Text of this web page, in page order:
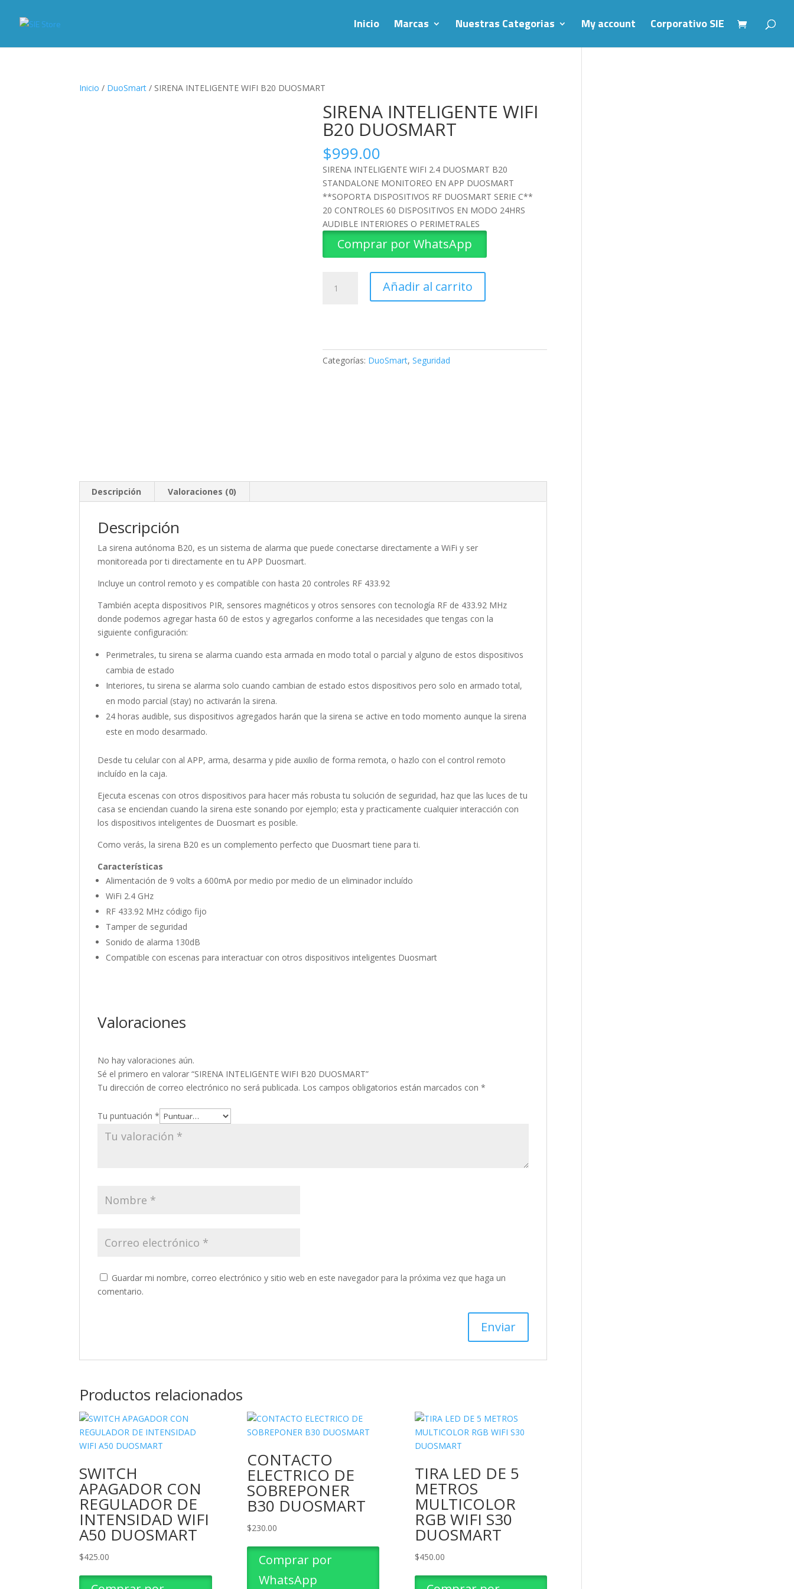
Inicio Marcas Nuestras Categorias My account Corporativo SIE
Inicio / DuoSmart / SIRENA INTELIGENTE WIFI B20 DUOSMART
SIRENA INTELIGENTE WIFI
B20 DUOSMART
$999.00
SIRENA INTELIGENTE WIFI 2.4 DUOSMART B20
STANDALONE MONITOREO EN APP DUOSMART
**SOPORTA DISPOSITIVOS RF DUOSMART SERIE C**
20 CONTROLES 60 DISPOSITIVOS EN MODO 24HRS
AUDIBLE INTERIORES O PERIMETRALES
Comprar por WhatsApp
INTELIGENTE
Añadir al carrito
Categorías: DuoSmart,Seguridad
Descripción Valoraciones (0)
Descripción
La sirena autónoma B20, es un sistema de alarma que puede conectarse directamente a WiFi y ser
monitoreada por ti directamente en tu APP Duosmart.
Incluye un control remoto y es compatible con hasta 20 controles RF 433.92
También acepta dispositivos PIR, sensores magnéticos y otros sensores con tecnología RF de 433.92 MHz
donde podemos agregar hasta 60 de estos y agregarlos conforme a las necesidades que tengas con la
siguiente configuración:
Perimetrales, tu sirena se alarma cuando esta armada en modo total o parcial y alguno de estos dispositivos
cambia de estado
Interiores, tu sirena se alarma solo cuando cambian de estado estos dispositivos pero solo en armado total,
en modo parcial (stay) no activarán la sirena.
24 horas audible, sus dispositivos agregados harán que la sirena se active en todo momento aunque la sirena
este en modo desarmado.
Desde tu celular con al APP, arma, desarma y pide auxilio de forma remota, o hazlo con el control remoto
incluído en la caja.
Ejecuta escenas con otros dispositivos para hacer más robusta tu solución de seguridad, haz que las luces de tu
casa se enciendan cuando la sirena este sonando por ejemplo; esta y practicamente cualquier interacción con
los dispositivos inteligentes de Duosmart es posible.
Como verás, la sirena B20 es un complemento perfecto que Duosmart tiene para ti.
Características
Alimentación de 9 volts a 600mA por medio por medio de un eliminador incluído
WiFi 2.4 GHz
RF 433.92 MHz código fijo
Tamper de seguridad
Sonido de alarma 130dB
Compatible con escenas para interactuar con otros dispositivos inteligentes Duosmart
Valoraciones
No hay valoraciones aún.
Sé el primero en valorar “SIRENA INTELIGENTE WIFI B20 DUOSMART”
Tu dirección de correo electrónico no será publicada. Los campos obligatorios están marcados con*
Tu puntuación*
Guardar mi nombre, correo electrónico y sitio web en este navegador para la próxima vez que haga un
comentario.
Productos relacionados
SWITCH
APAGADOR CON
REGULADOR DE
INTENSIDAD WIFI
A50 DUOSMART
$425.00
CONTACTO
ELECTRICO DE
SOBREPONER
B30 DUOSMART
$230.00
Comprar por
WhatsApp
TIRA LED DE 5
METROS
MULTICOLOR
RGB WIFI S30
DUOSMART
$450.00